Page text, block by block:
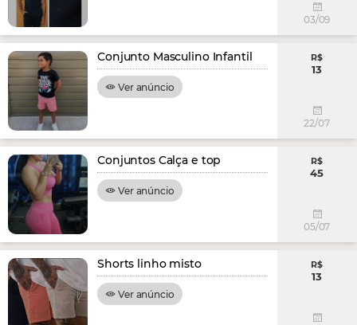
03/09
Conjunto Masculino Infantil
Ver anúncio
R$
13
22/07
Conjuntos Calça e top
Ver anúncio
R$
45
05/07
Shorts linho misto
Ver anúncio
R$
13